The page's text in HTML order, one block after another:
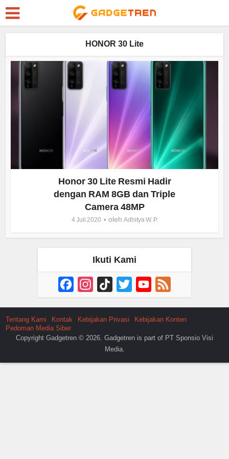
HONOR 30 Lite
Honor 30 Lite Resmi Hadir
dengan RAM 8GB dan Triple
Camera 48MP
4 Juli 2020 oleh Adhitya W. P.
Ikuti Kami
FacebookInstagram
TikTok Twitter YouTube
Channel
Tentang Kami Kontak Kebijakan Privasi
Kebijakan Konten
Pedoman Media Siber
Copyright Gadgetren © 2026. Gadgetren is part of PT Sponsio Visi
Media.